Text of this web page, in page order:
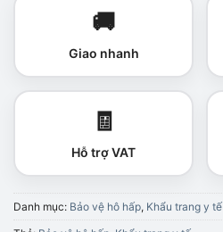
🚚
Giao nhanh
🧾
Hỗ trợ VAT
Danh mục: Bảo vệ hô hấp, Khẩu trang y tế